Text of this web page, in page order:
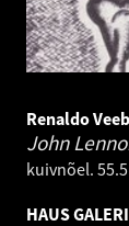
Renaldo
John
kuivnõel.
HAUS